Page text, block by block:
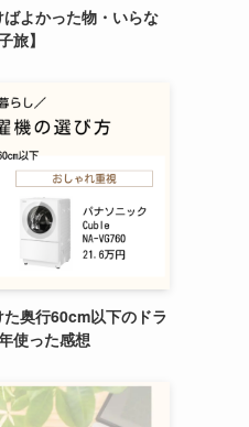
よかった物・いらな
旅】
奥行60cm以下のドラ
使った感想